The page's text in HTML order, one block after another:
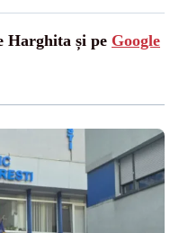
Harghita și pe Google